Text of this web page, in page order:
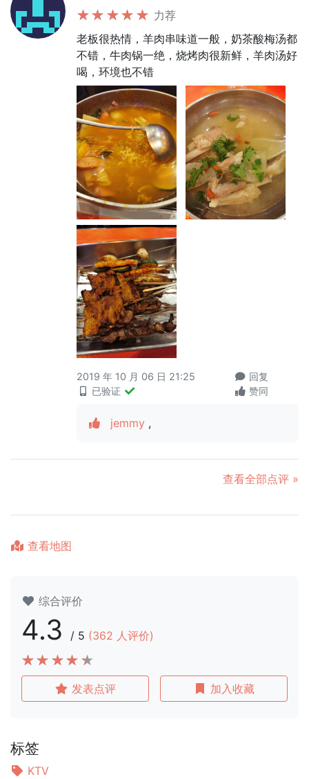
力荐
老板很热情，羊肉串味道一般，奶茶酸梅汤都
不错，牛肉锅一绝，烧烤肉很新鲜，羊肉汤好
喝，环境也不错
2019 年 10 月 06 日 21:25
已验证
回复
赞同
jemmy ,
查看全部点评 »
查看地图
综合评价
4.3 / 5 (362 人评价)
发表点评 加入收藏
标签
KTV